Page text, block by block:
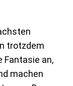
trotzdem
Fantasie an,
machen